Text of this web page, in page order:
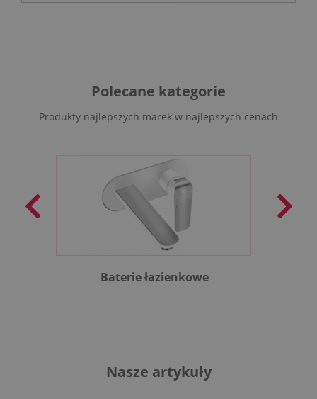
Polecane kategorie
Produkty najlepszych marek w najlepszych cenach
Baterie łazienkowe
Nasze artykuły